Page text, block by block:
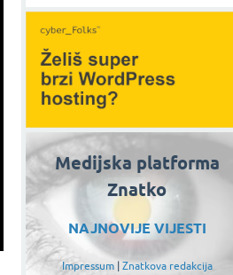
Medijska platforma
Znatko
NAJNOVIJE VIJESTI
Impressum| Znatkova redakcija